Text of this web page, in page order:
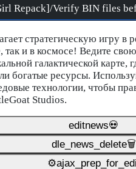
стратегическую игру в
так и в космосе! Ведите
галактической карте,
богатые ресурсы.
технологии, чтобы
Studios.
editnews💀
dle_news_delete🗑️